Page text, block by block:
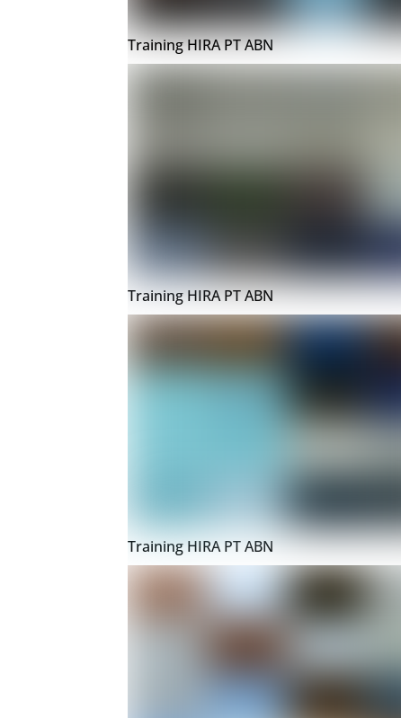
Training HIRA PT ABN
Training HIRA PT ABN
Training HIRA PT ABN